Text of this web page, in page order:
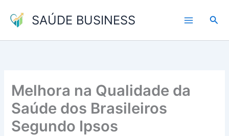
para
conteúdo
SAÚDE BUSINESS
Melhora na Qualidade da
Saúde dos Brasileiros
Segundo Ipsos